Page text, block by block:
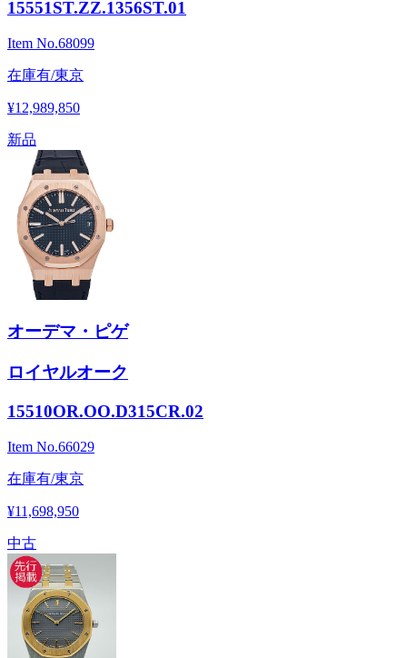
15551ST.ZZ.1356ST.01
Item No.68099
在庫有/東京
¥12,989,850
新品
オーデマ・ピゲ
ロイヤルオーク
15510OR.OO.D315CR.02
Item No.66029
在庫有/東京
¥11,698,950
中古